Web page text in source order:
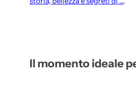
Il momento ideale